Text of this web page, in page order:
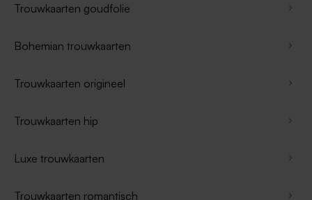
Trouwkaarten goudfolie
Bohemian trouwkaarten
Trouwkaarten origineel
Trouwkaarten hip
Luxe trouwkaarten
Trouwkaarten romantisch